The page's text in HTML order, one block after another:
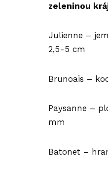
zeleninou
Julienne –
2,5-5 cm
Brunoais –
Paysanne –
mm
Batonet –